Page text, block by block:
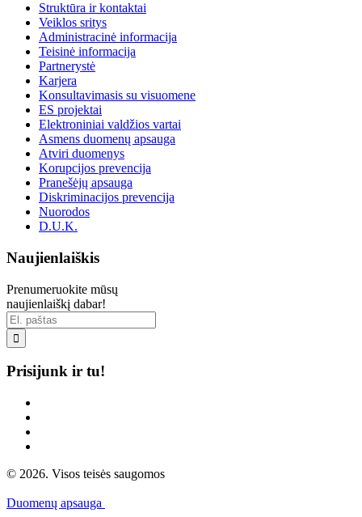
Struktūra ir kontaktai
Veiklos sritys
Administracinė informacija
Teisinė informacija
Partnerystė
Karjera
Konsultavimasis su visuomene
ES projektai
Elektroniniai valdžios vartai
Asmens duomenų apsauga
Atviri duomenys
Korupcijos prevencija
Pranešėjų apsauga
Diskriminacijos prevencija
Nuorodos
D.U.K.
Naujienlaiškis
Prenumeruokite mūsų
naujienlaiškį dabar!

Prisijunk ir tu!
© 2026. Visos teisės saugomos
Duomenų apsauga